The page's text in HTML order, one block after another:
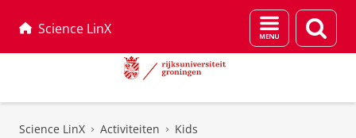
Science LinX
Menu
en
Science LinX Activiteiten Kids